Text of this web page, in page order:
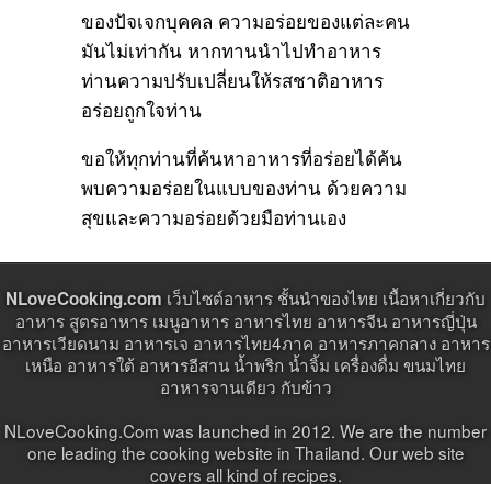
ของปัจเจกบุคคล ความอร่อยของแต่ละคน
มันไม่เท่ากัน หากทานนำไปทำอาหาร
ท่านความปรับเปลี่ยนให้รสชาติอาหาร
อร่อยถูกใจท่าน
ขอให้ทุกท่านที่ค้นหาอาหารที่อร่อยได้ค้น
พบความอร่อยในแบบของท่าน ด้วยความ
สุขและความอร่อยด้วยมือท่านเอง
NLoveCooking.com เว็บไซต์อาหาร ชั้นนำของไทย เนื้อหาเกี่ยวกับ
อาหาร สูตรอาหาร เมนูอาหาร อาหารไทย อาหารจีน อาหารญี่ปุ่น
อาหารเวียดนาม อาหารเจ อาหารไทย4ภาค อาหารภาคกลาง อาหาร
เหนือ อาหารใต้ อาหารอีสาน น้ำพริก น้ำจิ้ม เครื่องดื่ม ขนมไทย
อาหารจานเดียว กับข้าว
NLoveCooking.Com was launched in 2012. We are the number
one leading the cooking website in Thailand. Our web site
covers all kind of recipes.